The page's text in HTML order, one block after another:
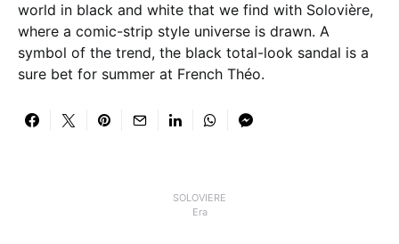
world in black and white that we find with Solovière,
where a comic-strip style universe is drawn. A
symbol of the trend, the black total-look sandal is a
sure bet for summer at French Théo.
SOLOVIERE
Era